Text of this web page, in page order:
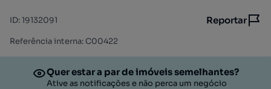
ID:19132091 Reportar
Referência interna: C00422
Quer estar a par de imóveis semelhantes?
Ative as notificações e não perca um negócio